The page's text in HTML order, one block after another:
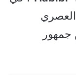
جمهور